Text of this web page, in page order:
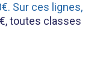
Sur ces lignes,
toutes classes